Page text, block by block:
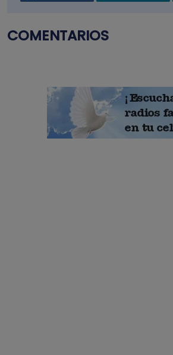
COMENTARIOS